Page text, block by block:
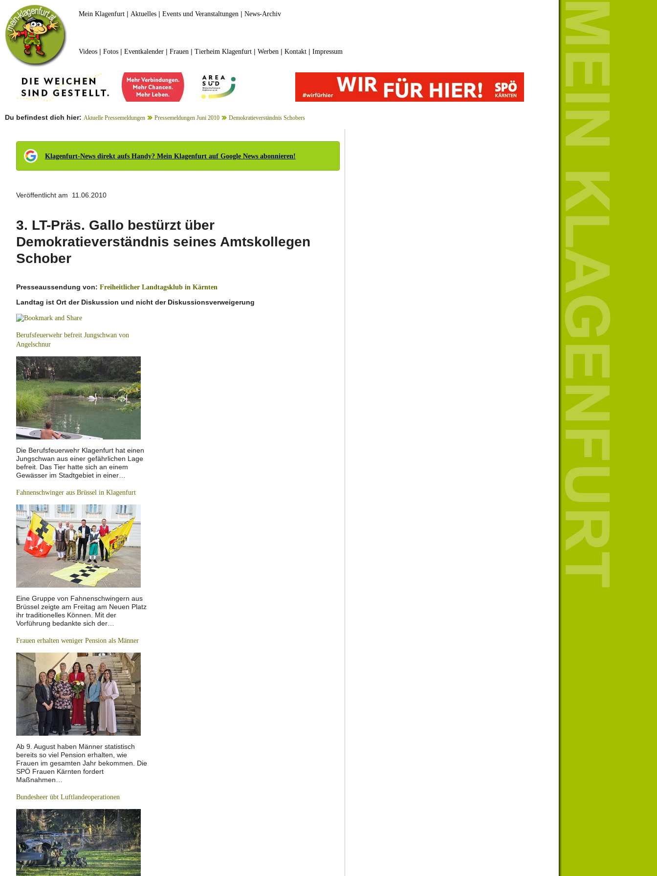
Mein Klagenfurt| Aktuelles| Events und Veranstaltungen | News-Archiv
Videos| Fotos| Eventkalender| Frauen | Tierheim Klagenfurt| Werben | Kontakt| Impressum
Du befindest dich hier: Aktuelle Pressemeldungen Pressemeldungen Juni 2010 Demokratieverständnis Schobers
Klagenfurt-News direkt aufs Handy? Mein Klagenfurt auf Google News abonnieren!
Veröffentlicht am 11.06.2010
3. LT-Präs. Gallo bestürzt über
Demokratieverständnis seines Amtskollegen
Schober
Presseaussendung von: Freiheitlicher Landtagsklub in Kärnten
Landtag ist Ort der Diskussion und nicht der Diskussionsverweigerung
Berufsfeuerwehr befreit Jungschwan von
Angelschnur
Die Berufsfeuerwehr Klagenfurt hat einen
Jungschwan aus einer gefährlichen Lage
befreit. Das Tier hatte sich an einem
Gewässer im Stadtgebiet in einer…
Fahnenschwinger aus Brüssel in Klagenfurt
Eine Gruppe von Fahnenschwingern aus
Brüssel zeigte am Freitag am Neuen Platz
ihr traditionelles Können. Mit der
Vorführung bedankte sich der…
Frauen erhalten weniger Pension als Männer
Ab 9. August haben Männer statistisch
bereits so viel Pension erhalten, wie
Frauen im gesamten Jahr bekommen. Die
SPÖ Frauen Kärnten fordert
Maßnahmen…
Bundesheer übt Luftlandeoperationen